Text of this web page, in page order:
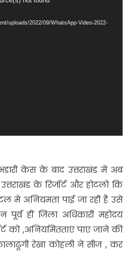
में
uploads/2022/09/WhatsApp-Video-2022-
केस के बाद उत्तराखंड में अब
के रिजॉर्ट और होटलो कि
मे अनियमता पाई जा रही है उसे
पूर्व हीं जिला अधिकारी महोदय
को ,अनियमितताएं पाए जाने की
रेखा कोहली ने सीज , कर